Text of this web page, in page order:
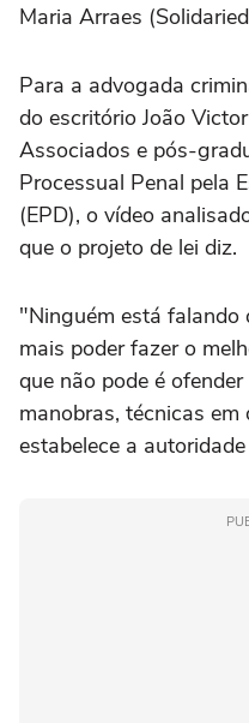
Maria Arraes
Para a advogada
do escritório João
Associados e pós-
Processual Penal pela
(EPD), o vídeo
que o projeto de lei diz.
"Ninguém está falando
mais poder fazer o
que não pode é
manobras, técnicas
estabelece a